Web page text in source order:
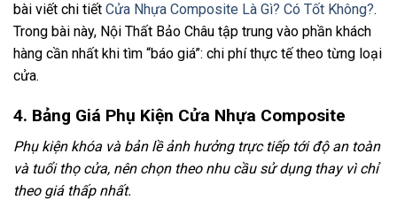
bài viết chi tiết Cửa Nhựa Composite Là Gì? Có Tốt Không?.
Trong bài này, Nội Thất Bảo Châu tập trung vào phần khách
hàng cần nhất khi tìm “báo giá”: chi phí thực tế theo từng loại
cửa.
4. Bảng Giá Phụ Kiện Cửa Nhựa Composite
Phụ kiện khóa và bản lề ảnh hưởng trực tiếp tới độ an toàn
và tuổi thọ cửa, nên chọn theo nhu cầu sử dụng thay vì chỉ
theo giá thấp nhất.